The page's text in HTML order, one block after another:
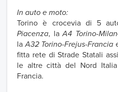
In auto e moto:
Torino è crocevia di 5
Piacenza, laA4 Torino-
laA32 Torino-Frejus-Francia
fitta rete di Strade Statali
le altre città del Nord
Francia.